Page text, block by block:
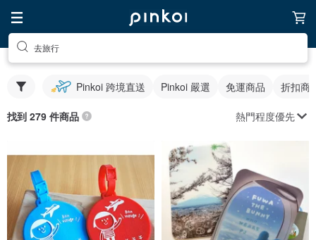
去旅行
Pinkoi 跨境直送 Pinkoi 嚴選 免運商品 折扣商
找到 279 件商品 熱門程度優先